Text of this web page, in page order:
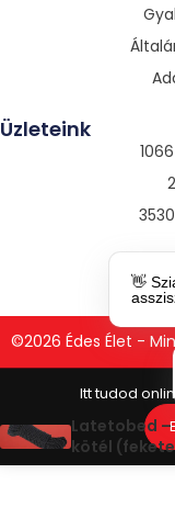
Üzleteink
©2026 Édes Élet -
Latetobed –
kötél
👋